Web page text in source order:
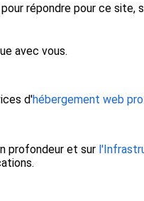
répondre pour ce site,
avec vous.
d'hébergement web
profondeur et sur